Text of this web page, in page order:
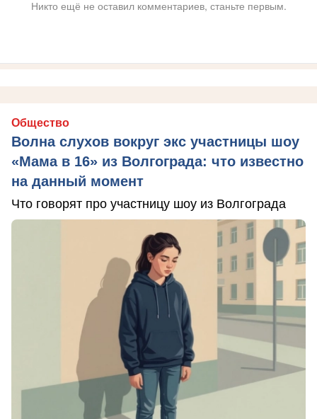
Никто ещё не оставил комментариев, станьте первым.
Общество
Волна слухов вокруг экс участницы шоу
«Мама в 16» из Волгограда: что известно
на данный момент
Что говорят про участницу шоу из Волгограда